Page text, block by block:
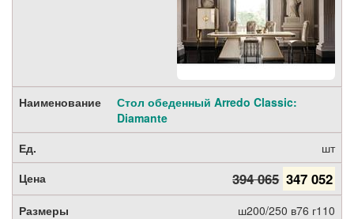
Стол обеденный Arredo Classic:
Diamante
шт
394 065 347 052
ш200/250 в76 г110